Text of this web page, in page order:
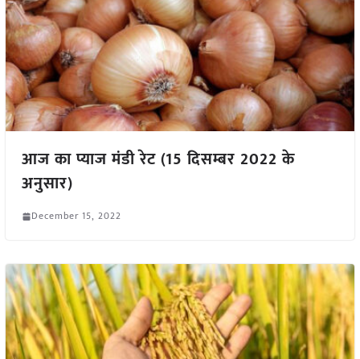
आज का प्याज मंडी रेट (15 दिसम्बर 2022 के
अनुसार)
December 15, 2022